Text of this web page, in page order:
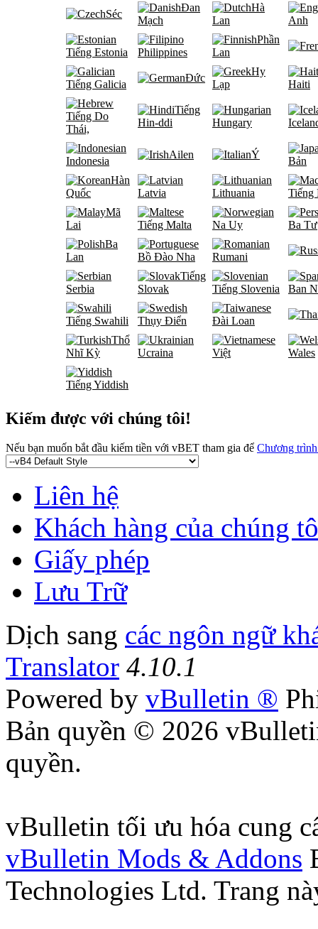
Séc
Đan
Mạch
Hà
Lan
Anh
Tiếng Estonia Philippines
Phần
Lan
Tiếng Galicia
Đức
Hy
Lạp
Haiti
Tiếng Do
Thái,
Tiếng
Hin-ddi
Hungary
Indonesia
Ailen Ý
Bản
Hàn
Quốc
Latvia Lithuania
Tiếng
Mã
Lai
Tiếng Malta Na Uy
Ba Tư
Ba
Lan
Bồ Đào Nha Rumani
Serbia
Tiếng
Slovak
Tiếng Slovenia Ban
Tiếng Swahili Thụy Điển
Đài Loan
Thổ
Nhĩ Kỳ
Ucraina Việt Wales
Tiếng Yiddish
Kiếm được với chúng tôi!
Nếu bạn muốn bắt đầu kiếm tiền với vBET tham gia để Chương
Liên hệ
Khách hàng của chúng
Giấy phép
Lưu Trữ
Dịch sang các ngôn ngữ
Translator 4.10.1
Powered by vBulletin ®
Bản quyền © 2026
quyền.
vBulletin tối ưu hóa cung
vBulletin Mods & Addons
Technologies Ltd. Trang